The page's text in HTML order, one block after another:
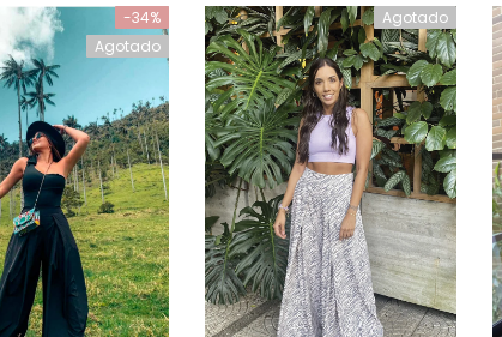
-34%
Agotado
Agotado